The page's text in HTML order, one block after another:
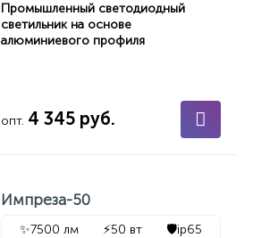
Промышленный светодиодный
светильник на основе
алюминиевого профиля
опт. 4 345 руб.
Импреза-50
✨7500 лм ⚡50 вт 🛡️ip65